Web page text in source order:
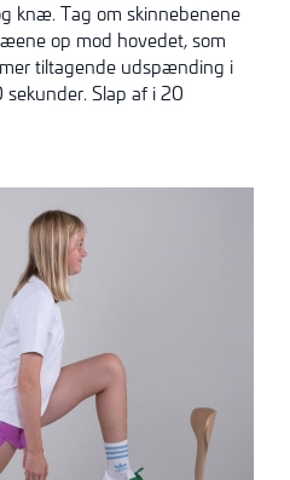
knæ. Tag om skinnebenene
op mod hovedet, som
tiltagende udspænding i
Slap af i 20